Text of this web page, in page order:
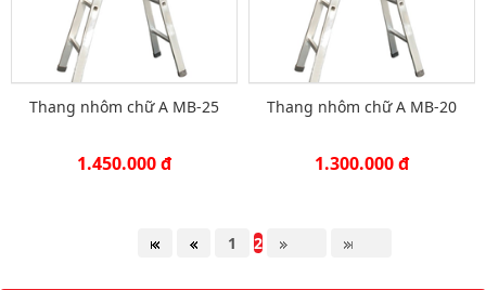
Thang nhôm chữ A MB-25
1.450.000 đ
Thang nhôm chữ A MB-20
1.300.000 đ
1 2